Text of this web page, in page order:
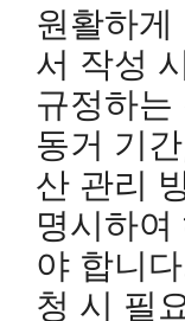
원활하
서 작성
규정하는
동거 기
산 관리
명시하여
야 합니
청 시 필